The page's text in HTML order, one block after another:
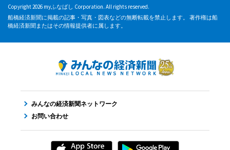
Copyright 2026 myふなばし Corporation. All rights reserved.
船橋経済新聞に掲載の記事・写真・図表などの無断転載を禁止します。 著作権は船
橋経済新聞またはその情報提供者に属します。
みんなの経済新聞ネットワーク
お問い合わせ